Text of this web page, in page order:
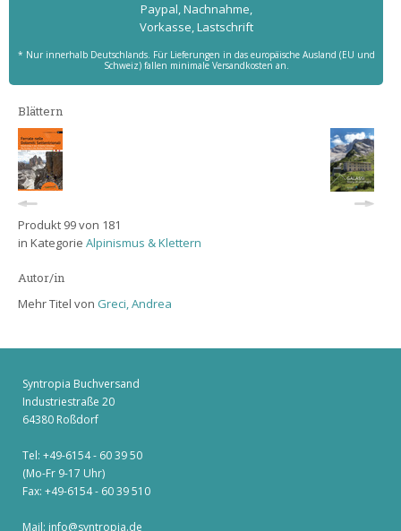
Paypal, Nachnahme,
Vorkasse, Lastschrift
* Nur innerhalb Deutschlands. Für Lieferungen in das europäische Ausland (EU und
Schweiz) fallen minimale Versandkosten an.
Blättern
Produkt 99 von 181
in Kategorie Alpinismus & Klettern
Autor/in
Mehr Titel von Greci, Andrea
Syntropia Buchversand
Industriestraße 20
64380 Roßdorf
Tel: +49-6154 - 60 39 50
(Mo-Fr 9-17 Uhr)
Fax: +49-6154 - 60 39 510
Mail: info@syntropia.de